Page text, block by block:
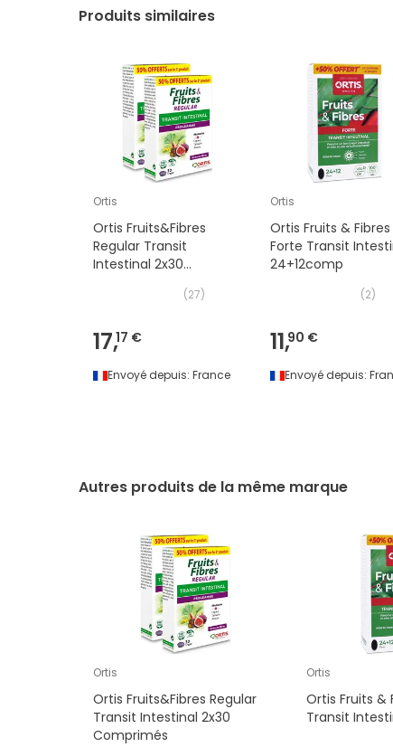
Produits similaires
Ortis
Ortis Fruits&Fibres
Regular Transit
Intestinal 2x30
(27)
17,17 €
Envoyé depuis: France
Ortis
Ortis Fruits & Fibres
Forte Transit
24+12comp
(2)
11,90 €
Envoyé depuis:
Autres produits de la même marque
Ortis
Ortis Fruits&Fibres Regular
Transit Intestinal 2x30
Comprimés
Ortis
Ortis Fruits &
Transit